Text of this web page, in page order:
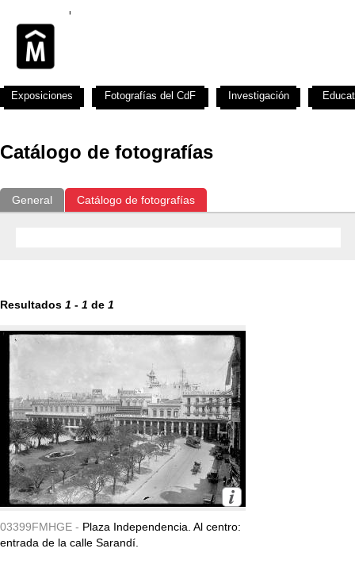
Catálogo de fotografías
General Catálogo de fotografías
Resultados 1 - 1 de 1
03399FMHGE - Plaza Independencia. Al centro:
entrada de la calle Sarandí.
Exposiciones Fotografías del CdF Investigación